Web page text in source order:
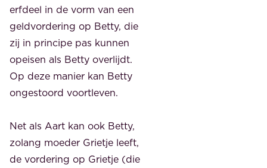
erfdeel in de vorm van een
geldvordering op Betty, die
zij in principe pas kunnen
opeisen als Betty overlijdt.
Op deze manier kan Betty
ongestoord voortleven.
Net als Aart kan ook Betty,
zolang moeder Grietje leeft,
de vordering op Grietje (die